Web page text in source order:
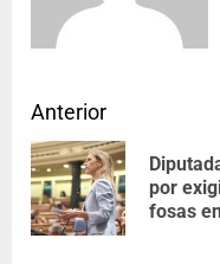
Anterior
por
fosas